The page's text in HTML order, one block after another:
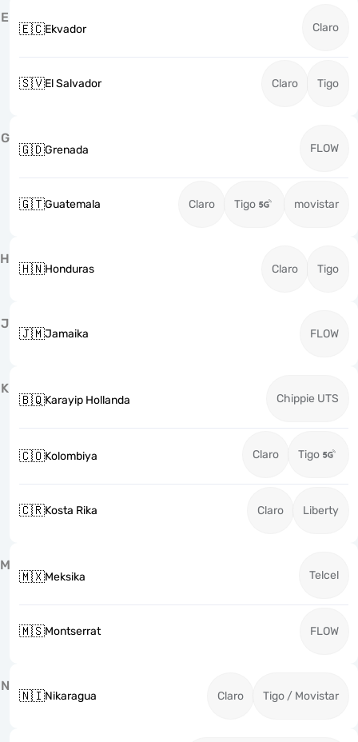
E
🇪🇨Ekvador Claro
🇸🇻El Salvador Claro Tigo
G
🇬🇩Grenada FLOW
🇬🇹Guatemala Claro Tigo movistar
H
🇭🇳Honduras Claro Tigo
J
🇯🇲Jamaika FLOW
K
🇧🇶Karayip Hollanda Chippie UTS
🇨🇴Kolombiya Claro Tigo
🇨🇷Kosta Rika Claro Liberty
M
🇲🇽Meksika Telcel
🇲🇸Montserrat FLOW
N
🇳🇮Nikaragua Claro Tigo / Movistar